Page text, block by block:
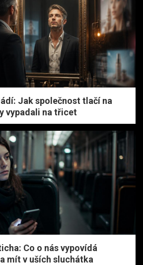
Jak společnost tlačí na
vypadali na třicet
Co o nás vypovídá
mít v uších sluchátka